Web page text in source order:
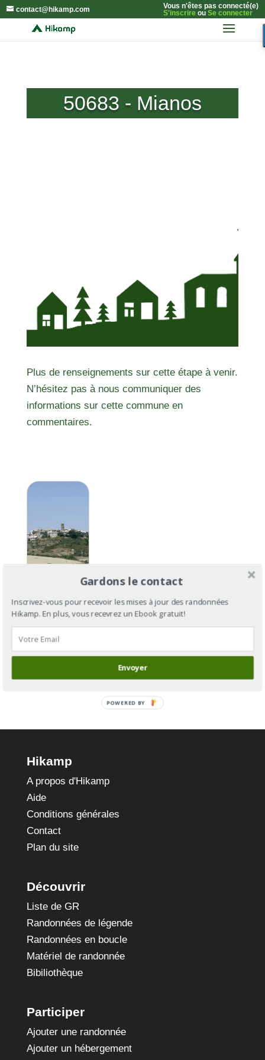
contact@hikamp.com
Vous n'êtes pas connecté(e)
S'inscrireou Se connecter
50683 - Mianos
Plus de renseignements sur cette étape à venir.
N’hésitez pas à nous communiquer des
informations sur cette commune en
commentaires.
Aragonés
: du Col
du
Puente-la-
Reina
Hikamp
A propos d'Hikamp
Aide
Conditions générales
Contact
Plan du site
Découvrir
Liste de GR
Randonnées de légende
Randonnées en boucle
Matériel de randonnée
Bibiliothèque
Participer
Ajouter une randonnée
Ajouter un hébergement
Gardons le contact
Inscrivez-vous pour recevoir les mises à jour des randonnées
Hikamp. En plus, vous recevrez un Ebook gratuit!
Envoyer
POWERED BY